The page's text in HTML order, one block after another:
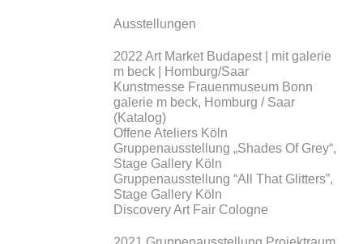
Ausstellungen
2022 Art Market Budapest | mit galerie
m beck | Homburg/Saar
Kunstmesse Frauenmuseum Bonn
galerie m beck, Homburg / Saar
(Katalog)
Offene Ateliers Köln
Gruppenausstellung „Shades Of Grey“,
Stage Gallery Köln
Gruppenausstellung “All That Glitters”,
Stage Gallery Köln
Discovery Art Fair Cologne